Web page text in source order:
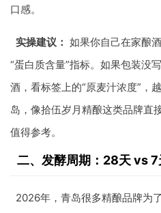
口感。
实操建议： 如果你自己在家酿
“蛋白质含量”指标。如果包装没
酒，看标签上的“原麦汁浓度”，
岛，像拾伍岁月精酿这类品牌直
值得参考。
二、发酵周期：28天 vs 7
2026年，青岛很多精酿品牌为